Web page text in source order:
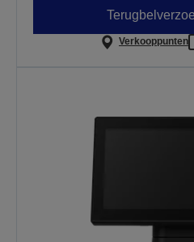
Verkooppunten